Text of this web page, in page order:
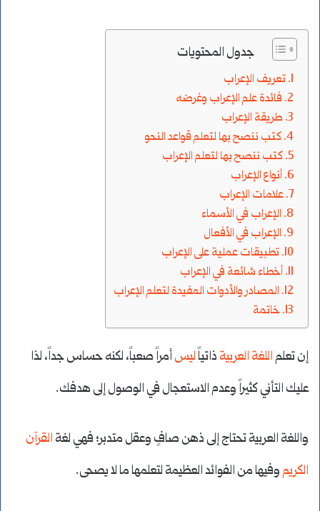
جدول المحتويات
تعريف الإعراب
فائدة علم الإعراب وغرضه
طريقة الإعراب
كتب ننصح بها لتعلم قواعد النحو
كتب ننصح بها لتعلم الإعراب
أنواع الإعراب
علامات الإعراب
الإعراب في الأسماء
الإعراب في الأفعال
تطبيقات عملية على الإعراب
أخطاء شائعة في الإعراب
المصادر والأدوات المفيدة لتعلم الإعراب
خاتمة
إن تعلماللغة العربية ذاتياًليسأمراً صعباً، لكنه حساس جداً، لذا
عليك التأني كثيراً وعدم الاستعجال في الوصول إلى هدفك.
واللغة العربية تحتاج إلى ذهن صافٍ وعقل متدبر؛ فهي لغة القرآن
الكريموفيها من الفوائد العظيمة لتعلمها ما لا يصحى.